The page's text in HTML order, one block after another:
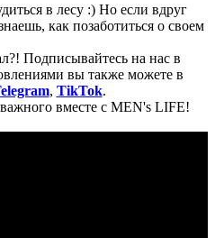
в лесу :) Но если вдруг
как позаботиться о своем
Подписывайтесь на нас в
вы также можете в
, TikTok.
вместе с MEN's LIFE!